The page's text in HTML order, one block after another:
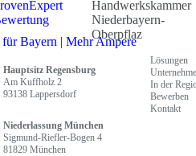
Hauptsitz Regensburg
Am Kuffholz 2
93138 Lappersdorf
Niederlassung München
Sigmund-Riefler-Bogen 4
81829 München
Lösungen
In der
Bewerben
Kontakt